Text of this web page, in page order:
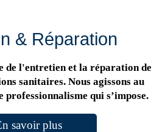
& Réparation
de l'entretien et la réparation de
sanitaires. Nous agissons au
professionnalisme qui s’impose.
savoir plus